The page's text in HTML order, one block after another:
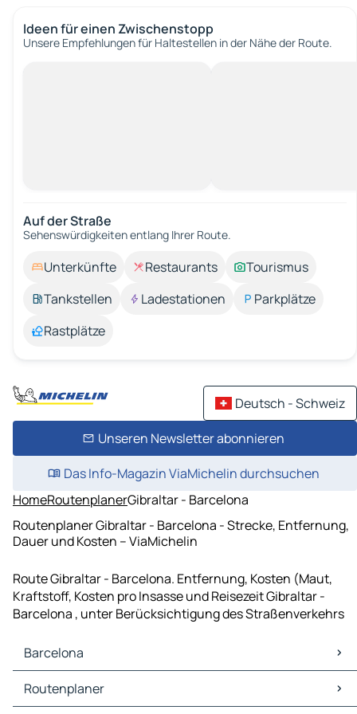
Ideen für einen Zwischenstopp
Unsere Empfehlungen für Haltestellen in der Nähe der Route.
Auf der Straße
Sehenswürdigkeiten entlang Ihrer Route.
Unterkünfte Restaurants
Tourismus
Tankstellen
Ladestationen
Parkplätze
Rastplätze
Deutsch - Schweiz
Unseren Newsletter abonnieren
Das Info-Magazin ViaMichelin durchsuchen
HomeRoutenplanerGibraltar - Barcelona
Routenplaner Gibraltar - Barcelona - Strecke, Entfernung,
Dauer und Kosten – ViaMichelin
Route Gibraltar - Barcelona. Entfernung, Kosten (Maut,
Kraftstoff, Kosten pro Insasse und Reisezeit Gibraltar -
Barcelona , unter Berücksichtigung des Straßenverkehrs
Barcelona
Barcelona Karten Stadtplan
Barcelona Verkehr
Routenplaner